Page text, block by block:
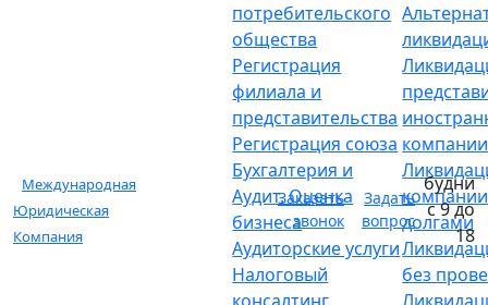
Международная
Юридическая
Компания
потребительского
общества
Регистрация
филиала и
представительства
Регистрация союза
Бухгалтерия и
Аудит. Оценка
бизнеса
Аудиторские услуги
Налоговый
компании
долгами
без
Заказать
звонок
Задать
вопрос
будни
с 9 до
18